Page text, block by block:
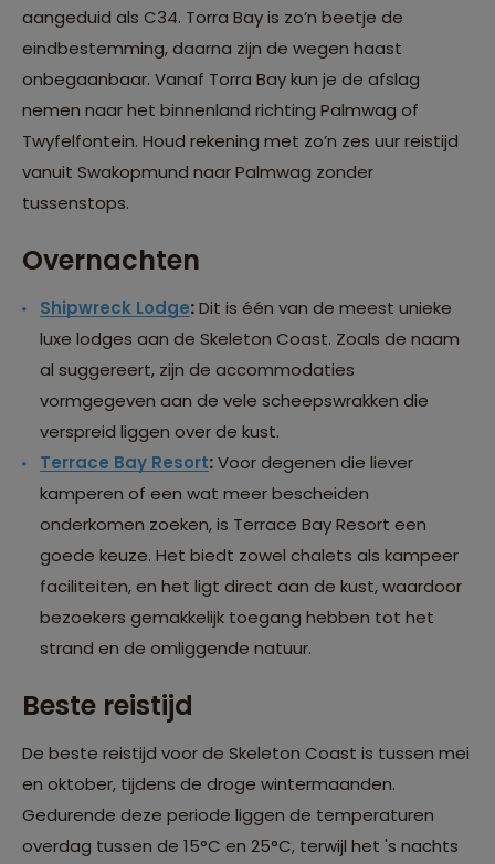
aangeduid als C34. Torra Bay is zo’n beetje de
eindbestemming, daarna zijn de wegen haast
onbegaanbaar. Vanaf Torra Bay kun je de afslag
nemen naar het binnenland richting Palmwag of
Twyfelfontein. Houd rekening met zo’n zes uur reistijd
vanuit Swakopmund naar Palmwag zonder
tussenstops.
Overnachten
Shipwreck Lodge:Dit is één van de meest unieke
luxe lodges aan de Skeleton Coast. Zoals de naam
al suggereert, zijn de accommodaties
vormgegeven aan de vele scheepswrakken die
verspreid liggen over de kust.
Terrace Bay Resort:Voor degenen die liever
kamperen of een wat meer bescheiden
onderkomen zoeken, is Terrace Bay Resort een
goede keuze. Het biedt zowel chalets als kampeer
faciliteiten, en het ligt direct aan de kust, waardoor
bezoekers gemakkelijk toegang hebben tot het
strand en de omliggende natuur.
Beste reistijd
De beste reistijd voor de Skeleton Coast is tussen mei
en oktober, tijdens de droge wintermaanden.
Gedurende deze periode liggen de temperaturen
overdag tussen de 15°C en 25°C, terwijl het 's nachts